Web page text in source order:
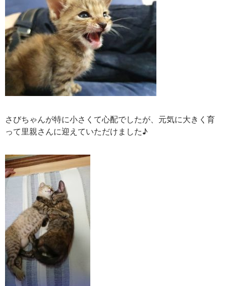
さびちゃんが特に小さくて心配でしたが、元気に大きく育
って里親さんに迎えていただけました♪